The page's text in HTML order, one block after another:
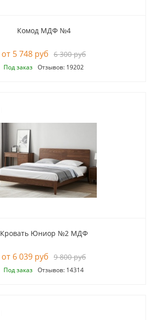
Комод МДФ №4
5 748 руб 6 300 руб
Под заказ Отзывов: 19202
Кровать Юниор №2 МДФ
6 039 руб 9 800 руб
Под заказ Отзывов: 14314